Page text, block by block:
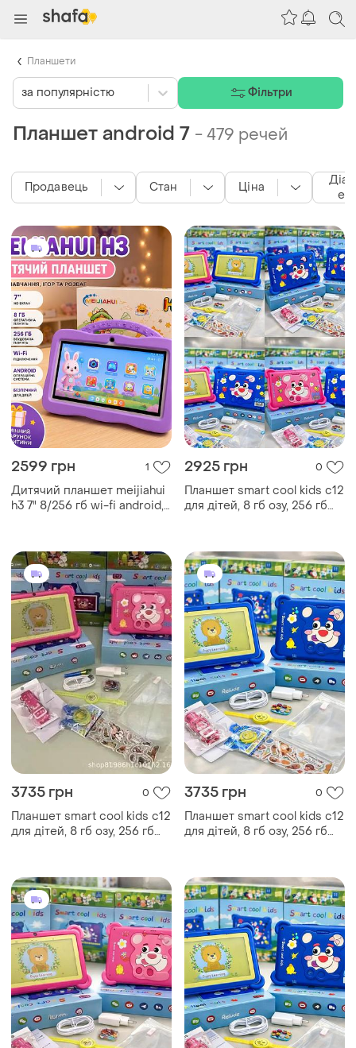
Планшет android 7 -479 речей
2599 грн 1
Дитячий планшет meijiahui
h3 7" 8/256 гб wi-fi android,
2925 грн 0
Планшет smart cool kids c12
для дітей, 8 гб озу, 256 гб
3735 грн 0
Планшет smart cool kids c12
для дітей, 8 гб озу, 256 гб
3735 грн 0
Планшет smart cool kids c12
для дітей, 8 гб озу, 256 гб
Продавець Стан Ціна
за популярністю Фільтри
Планшети